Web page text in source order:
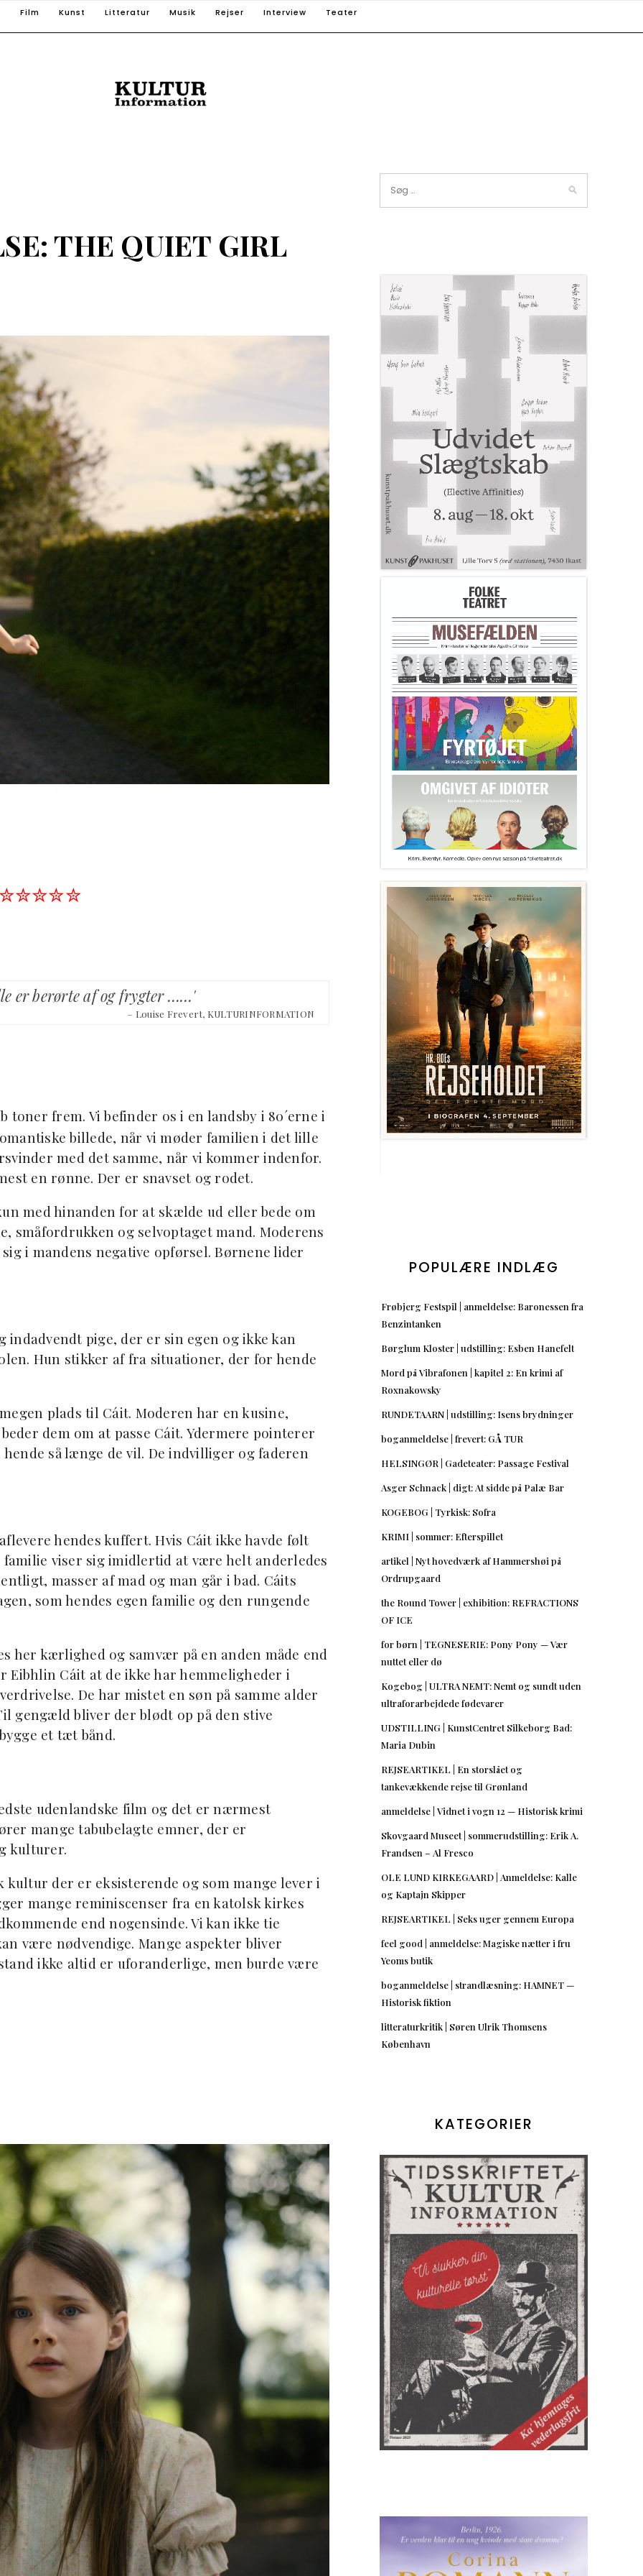
Film Kunst Litteratur Musik Rejser Interview Teater
THE QUIET GIRL
er berørte af og frygter ……'
– Louise Frevert, KULTURINFORMATION
frem. Vi befinder os i en landsby i 80´erne i
billede, når vi møder familien i det lille
med det samme, når vi kommer indenfor.
en rønne. Der er snavset og rodet.
med hinanden for at skælde ud eller bede om
småfordrukken og selvoptaget mand. Moderens
i mandens negative opførsel. Børnene lider
pige, der er sin egen og ikke kan
Hun stikker af fra situationer, der for hende
plads til Cáit. Moderen har en kusine,
dem om at passe Cáit. Ydermere pointerer
så længe de vil. De indvilliger og faderen
hendes kuffert. Hvis Cáit ikke havde følt
viser sig imidlertid at være helt anderledes
masser af mad og man går i bad. Cáits
som hendes egen familie og den rungende
her kærlighed og samvær på en anden måde end
Cáit at de ikke har hemmeligheder i
De har mistet en søn på samme alder
gengæld bliver der blødt op på den stive
et tæt bånd.
udenlandske film og det er nærmest
mange tabubelagte emner, der er
kulturer.
kultur der er eksisterende og som mange lever i
mange reminiscenser fra en katolsk kirkes
end nogensinde. Vi kan ikke tie
være nødvendige. Mange aspekter bliver
ikke altid er uforanderlige, men burde være
POPULÆRE INDLÆG
Frøbjerg Festspil | anmeldelse: Baronessen fra
Benzintanken
Børglum Kloster | udstilling: Esben Hanefelt
Mord på Vibrafonen | kapitel 2: En krimi af
Roxnakowsky
RUNDETAARN | udstilling: Isens brydninger
boganmeldelse | frevert: GÅ TUR
HELSINGØR | Gadeteater: Passage Festival
Asger Schnack | digt: At sidde på Palæ Bar
KOGEBOG | Tyrkisk: Sofra
KRIMI | sommer: Efterspillet
artikel | Nyt hovedværk af Hammershøi på
Ordrupgaard
the Round Tower | exhibition: REFRACTIONS
OF ICE
for børn | TEGNESERIE: Pony Pony — Vær
nuttet eller dø
Kogebog | ULTRA NEMT: Nemt og sundt uden
ultraforarbejdede fødevarer
UDSTILLING | KunstCentret Silkeborg Bad:
Maria Dubin
REJSEARTIKEL | En storslået og
tankevækkende rejse til Grønland
anmeldelse | Vidnet i vogn 12 — Historisk krimi
Skovgaard Museet | sommerudstilling: Erik A.
Frandsen – Al Fresco
OLE LUND KIRKEGAARD | Anmeldelse: Kalle
og Kaptajn Skipper
REJSEARTIKEL | Seks uger gennem Europa
feel good | anmeldelse: Magiske nætter i fru
Yeoms butik
boganmeldelse | strandlæsning: HAMNET —
Historisk fiktion
litteraturkritik | Søren Ulrik Thomsens
København
KATEGORIER